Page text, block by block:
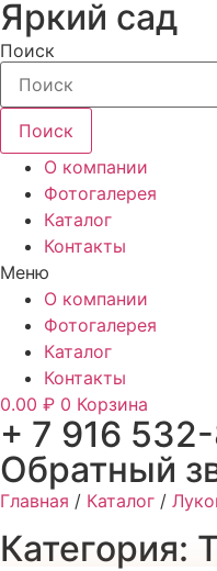
Перейти
к
содержимому
Яркий сад
Поиск
Поиск
О компании
Фотогалерея
Каталог
Контакты
Меню
О компании
Фотогалерея
Каталог
Контакты
0.00 ₽ 0 Корзина
+ 7 916
Обратный
Главная / Каталог /
Категория: